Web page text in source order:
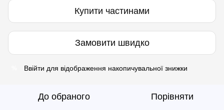
Купити частинами
Замовити швидко
Ввійти для відображення накопичувальної знижки
До обраного Порівняти